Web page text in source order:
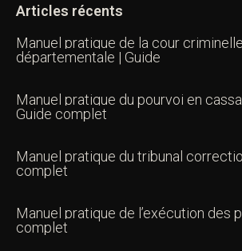
Articles récents
Manuel pratique de la cour criminelle
départementale | Guide
Manuel pratique du pourvoi en
Guide complet
Manuel pratique du tribunal
complet
Manuel pratique de l’exécution des
complet